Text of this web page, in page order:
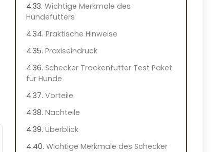
Wichtige Merkmale des
Hundefutters
Praktische Hinweise
Praxiseindruck
Schecker Trockenfutter Test Paket
für Hunde
Vorteile
Nachteile
Überblick
Wichtige Merkmale des Schecker